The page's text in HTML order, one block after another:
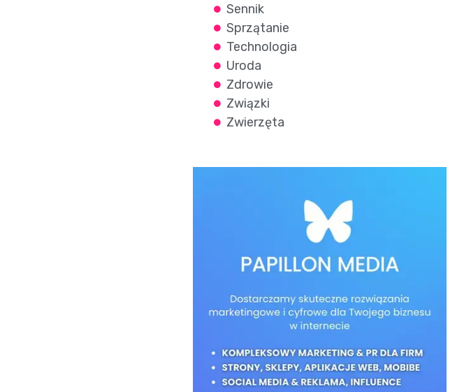
Sennik
Sprzątanie
Technologia
Uroda
Zdrowie
Związki
Zwierzęta